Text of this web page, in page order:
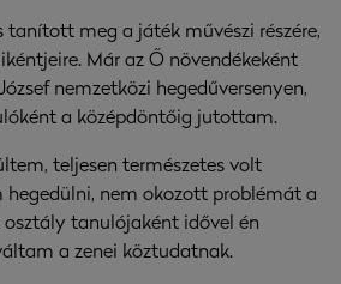
tanított meg a játék művészi részére,
Már az Ő növendékeként
nemzetközi hegedűversenyen,
a középdöntőig jutottam.
teljesen természetes volt
hegedülni, nem okozott problémát a
osztály tanulójaként idővel én
a zenei köztudatnak.